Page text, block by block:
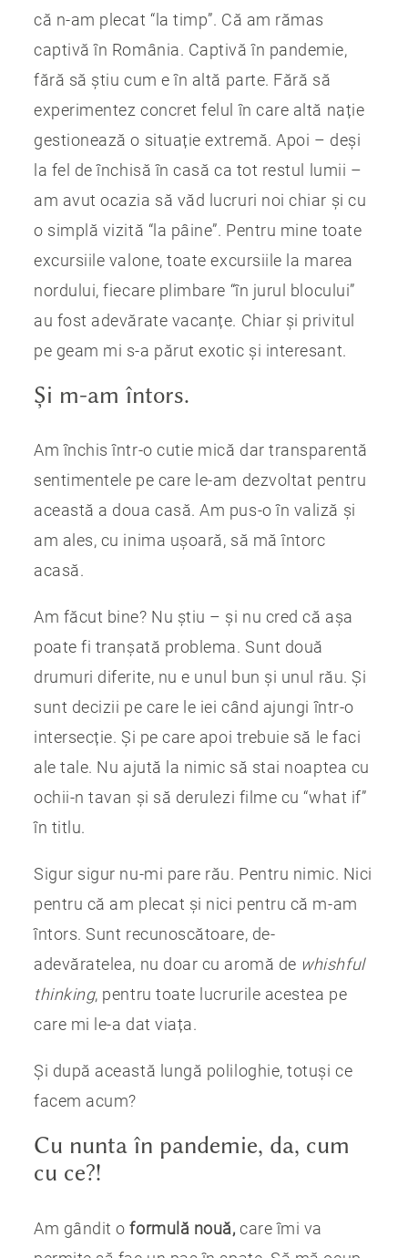
că n-am plecat “la timp”. Că am rămas
captivă în România. Captivă în pandemie,
fără să știu cum e în altă parte. Fără să
experimentez concret felul în care altă nație
gestionează o situație extremă. Apoi – deși
la fel de închisă în casă ca tot restul lumii –
am avut ocazia să văd lucruri noi chiar și cu
o simplă vizită “la pâine”. Pentru mine toate
excursiile valone, toate excursiile la marea
nordului, fiecare plimbare “în jurul blocului”
au fost adevărate vacanțe. Chiar și privitul
pe geam mi s-a părut exotic și interesant.
Și m-am întors.
Am închis într-o cutie mică dar transparentă
sentimentele pe care le-am dezvoltat pentru
această a doua casă. Am pus-o în valiză și
am ales, cu inima ușoară, să mă întorc
acasă.
Am făcut bine? Nu știu – și nu cred că așa
poate fi tranșată problema. Sunt două
drumuri diferite, nu e unul bun și unul rău. Și
sunt decizii pe care le iei când ajungi într-o
intersecție. Și pe care apoi trebuie să le faci
ale tale. Nu ajută la nimic să stai noaptea cu
ochii-n tavan și să derulezi filme cu “what if”
în titlu.
Sigur sigur nu-mi pare rău. Pentru nimic. Nici
pentru că am plecat și nici pentru că m-am
întors. Sunt recunoscătoare, de-
adevăratelea, nu doar cu aromă de whishful
thinking, pentru toate lucrurile acestea pe
care mi le-a dat viața.
Și după această lungă poliloghie, totuși ce
facem acum?
Cu nunta în pandemie, da, cum
cu ce?!
Am gândit oformulă nouă, care îmi va